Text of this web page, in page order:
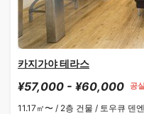
카지가야 테라스
¥57,000 - ¥60,000 공
11.17㎡〜 / 2층 건물 / 토우큐 덴